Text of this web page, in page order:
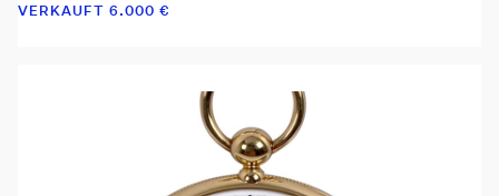
VERKAUFT 6.000 €